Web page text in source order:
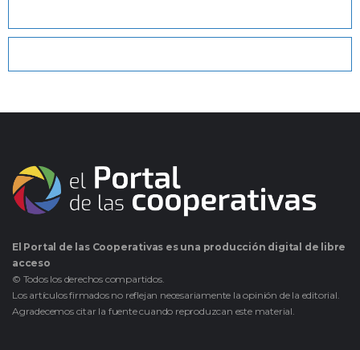
El Portal de las Cooperativas es una producción digital de libre
acceso
© Todos los derechos compartidos.
Los artículos firmados no reflejan necesariamente la opinión de la editorial.
Agradecemos citar la fuente cuando reproduzcan este material.